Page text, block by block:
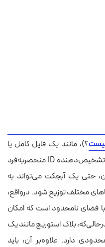
؟)، مانند یک فایل کامل یا
شاید بخشی از یک فایل است که یک تشخیص‌دهنده ID منحصربه‌فرد
حتی یک آبجکت می‌تواند به
مختلف توزیع شود. درواقع،
فضای نامحدود است که امکان
بلاک استوریج مانند یک
دارد. علاوه‌بر آن، باید